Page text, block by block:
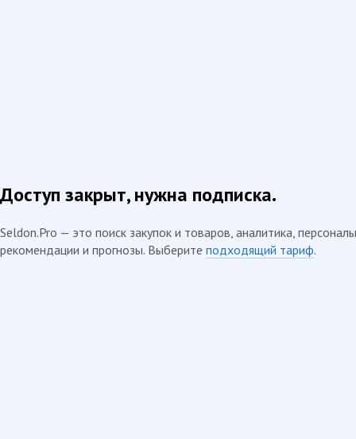
Доступ закрыт, нужна подписка.
Seldon.Pro — это поиск закупок и товаров, аналитика,
рекомендации и прогнозы. Выберите подходящий тариф.